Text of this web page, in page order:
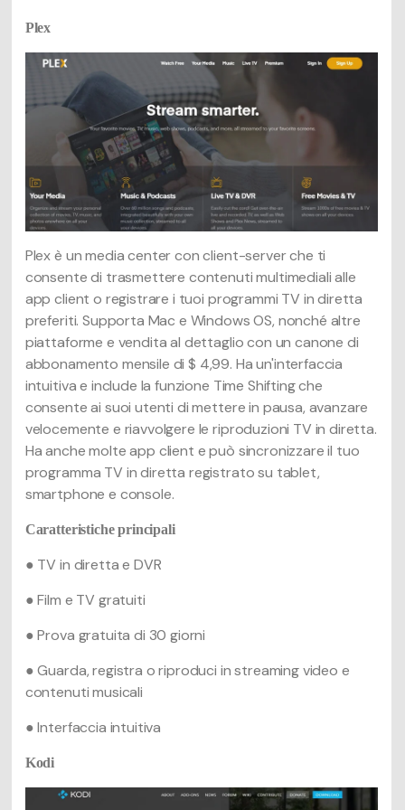
Plex
Plex è un media center con client-server che ti
consente di trasmettere contenuti multimediali alle
app client o registrare i tuoi programmi TV in diretta
preferiti. Supporta Mac e Windows OS, nonché altre
piattaforme e vendita al dettaglio con un canone di
abbonamento mensile di $ 4,99. Ha un'interfaccia
intuitiva e include la funzione Time Shifting che
consente ai suoi utenti di mettere in pausa, avanzare
velocemente e riavvolgere le riproduzioni TV in diretta.
Ha anche molte app client e può sincronizzare il tuo
programma TV in diretta registrato su tablet,
smartphone e console.
Caratteristiche principali
● TV in diretta e DVR
● Film e TV gratuiti
● Prova gratuita di 30 giorni
● Guarda, registra o riproduci in streaming video e
contenuti musicali
● Interfaccia intuitiva
Kodi